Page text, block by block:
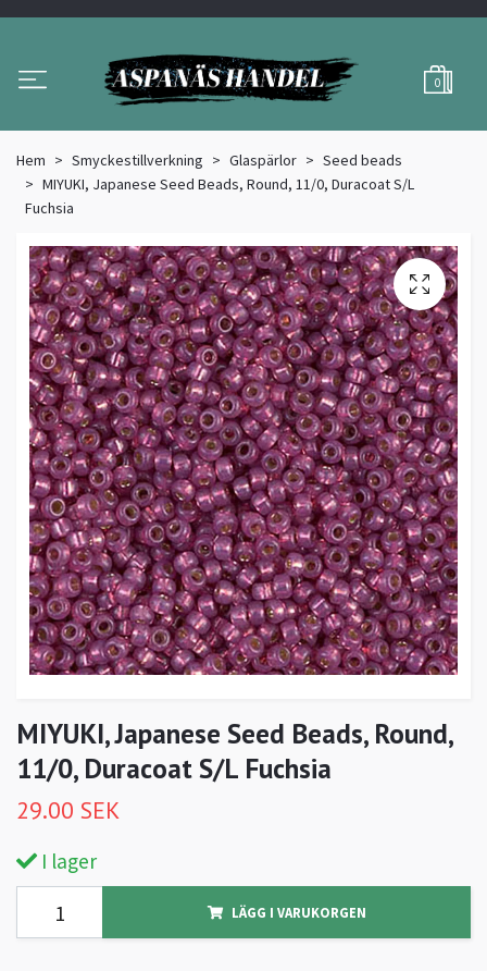
0
Hem Smyckestillverkning Glaspärlor
Seed beads
MIYUKI, Japanese Seed Beads, Round, 11/0, Duracoat S/L
Fuchsia
MIYUKI, Japanese Seed Beads, Round,
11/0, Duracoat S/L Fuchsia
29.00 SEK
I lager
LÄGG I VARUKORGEN